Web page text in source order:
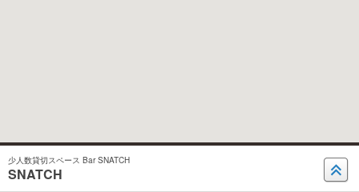
少人数貸切スペース Bar SNATCH
SNATCH